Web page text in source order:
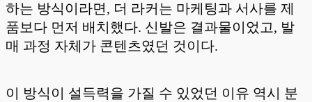
하는 방식이라면, 더 라커는 마케팅과 서사를 제
품보다 먼저 배치했다. 신발은 결과물이었고, 발
매 과정 자체가 콘텐츠였던 것이다.
이 방식이 설득력을 가질 수 있었던 이유 역시 분